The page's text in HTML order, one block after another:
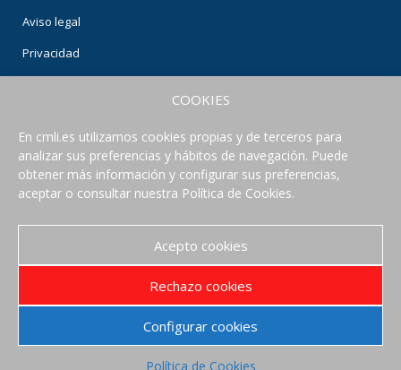
COOKIES
En cmli.es utilizamos cookies propias y de terceros para
analizar sus preferencias y hábitos de navegación. Puede
obtener más información y configurar sus preferencias,
aceptar o consultar nuestra Política de Cookies.
Acepto cookies
Rechazo cookies
Configurar cookies
Política de Cookies
Aviso legal
Privacidad
CONECTA CON NOSOTROS